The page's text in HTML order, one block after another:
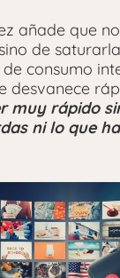
añade que
de
consumo
desvanece
muy rápido
ni lo que